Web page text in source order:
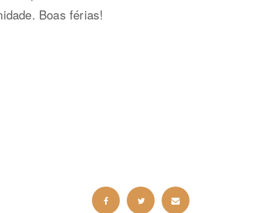
Boas férias!